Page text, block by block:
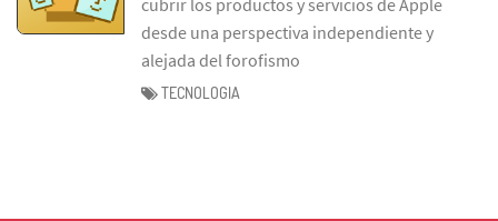
desde una perspectiva independiente y
alejada del forofismo
TECNOLOGIA